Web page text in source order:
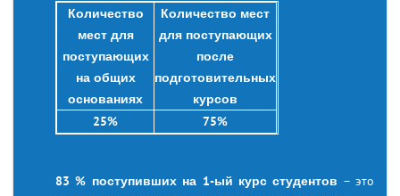
Количество
мест для
поступающих
на общих
основаниях
Количество мест
для поступающих
после
подготовительных
курсов
25%
75%
83 % поступивших на 1-ый курс студентов – это